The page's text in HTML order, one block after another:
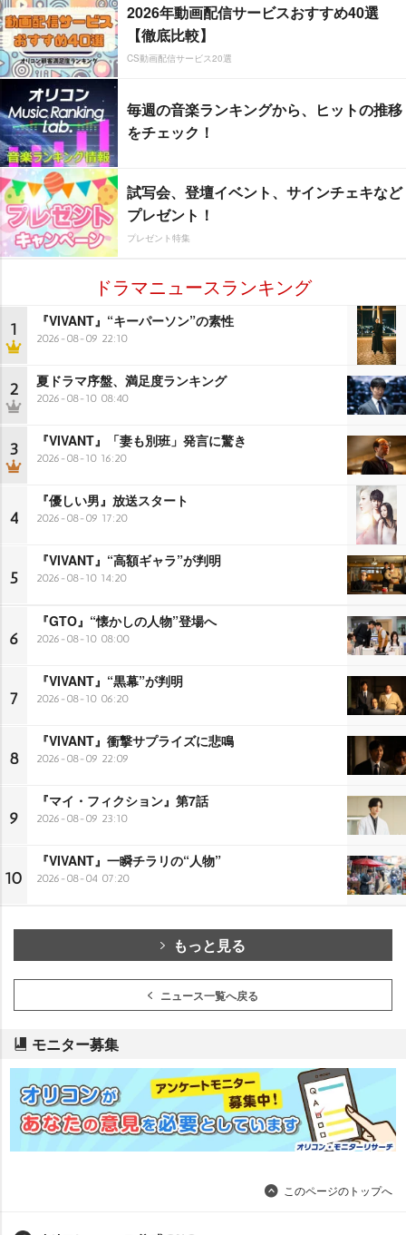
2026年動画配信サービスおすすめ40選
【徹底比較】
CS動画配信サービス20選
毎週の音楽ランキングから、ヒットの推移
をチェック！
試写会、登壇イベント、サインチェキなど
プレゼント！
プレゼント特集
ドラマニュースランキング
1 『VIVANT』“キーパーソン”の素性
2026-08-09 22:10
2 夏ドラマ序盤、満足度ランキング
2026-08-10 08:40
3 『VIVANT』「妻も別班」発言に驚き
2026-08-10 16:20
4
『優しい男』放送スタート
2026-08-09 17:20
5
『VIVANT』“高額ギャラ”が判明
2026-08-10 14:20
6
『GTO』“懐かしの人物”登場へ
2026-08-10 08:00
7
『VIVANT』“黒幕”が判明
2026-08-10 06:20
8
『VIVANT』衝撃サプライズに悲鳴
2026-08-09 22:09
9
『マイ・フィクション』第7話
2026-08-09 23:10
10
『VIVANT』一瞬チラリの“人物”
2026-08-04 07:20
もっと見る
ニュース一覧へ戻る
モニター募集
このページのトップへ